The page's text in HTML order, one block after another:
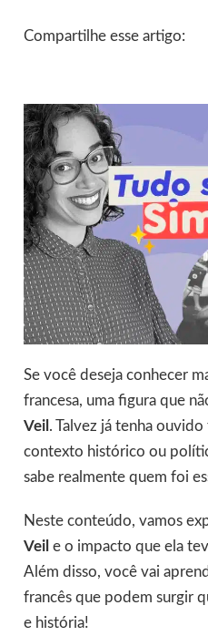
Compartilhe esse artigo:
Se você deseja conhecer
francesa, uma figura que
Veil . Talvez já tenha
contexto histórico ou
sabe realmente quem foi
Neste conteúdo, vamos
Veil e o impacto que ela
Além disso, você vai
francês que podem surgir
e história!